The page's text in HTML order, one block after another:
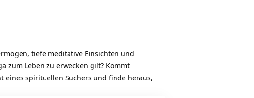
tiefe meditative Einsichten und
zum Leben zu erwecken gilt? Kommt
eines spirituellen Suchers und finde heraus,